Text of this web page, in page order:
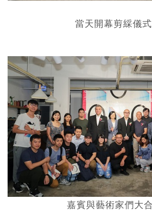
當天開幕剪綵儀式
嘉賓與藝術家們大